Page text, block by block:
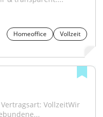
Homeoffice
Vollzeit
VollzeitWir